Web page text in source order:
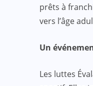
prêts à
vers l’âge
Un
Les luttes